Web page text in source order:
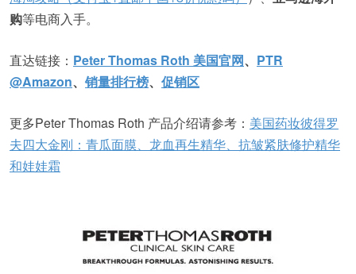
购等电商入手。
直达链接： Peter Thomas Roth 美国官网、 PTR
@Amazon、 销量排行榜、 促销区
更多Peter Thomas Roth 产品介绍请参考： 美国药妆彼得罗
夫四大金刚：青瓜面膜、龙血再生精华、抗皱紧肤修护精华
和娃娃霜